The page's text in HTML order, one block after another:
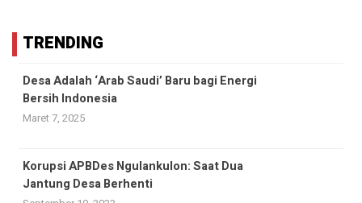
TRENDING
Desa Adalah ‘Arab Saudi’ Baru bagi Energi
Bersih Indonesia
Maret 7, 2025
Korupsi APBDes Ngulankulon: Saat Dua
Jantung Desa Berhenti